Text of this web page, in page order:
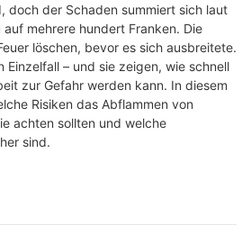
doch der Schaden summiert sich laut
mehrere hundert Franken. Die
löschen, bevor es sich ausbreitete.
Einzelfall – und sie zeigen, wie schnell
zur Gefahr werden kann. In diesem
Risiken das Abflammen von
achten sollten und welche
sind.